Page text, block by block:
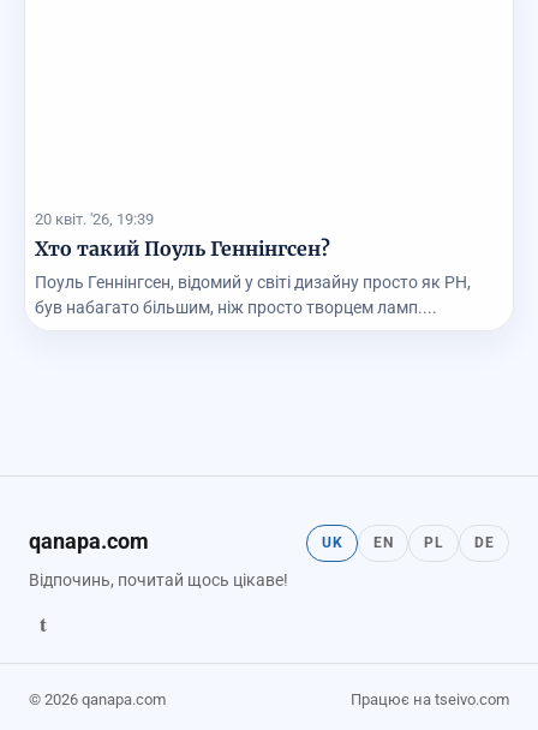
20 квіт. '26, 19:39
Хто такий Поуль Геннінгсен?
Поуль Геннінгсен, відомий у світі дизайну просто як PH,
був набагато більшим, ніж просто творцем ламп....
qanapa.com
Відпочинь, почитай щось цікаве!
t
UK EN PL DE
© 2026 qanapa.com Працює на tseivo.com